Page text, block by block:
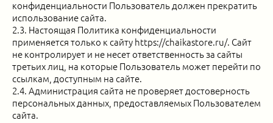
конфиденциальности Пользователь должен прекратить
использование сайта.
2.3. Настоящая Политика конфиденциальности
применяется только к сайту https://chaikastore.ru/. Сайт
не контролирует и не несет ответственность за сайты
третьих лиц, на которые Пользователь может перейти по
ссылкам, доступным на сайте.
2.4. Администрация сайта не проверяет достоверность
персональных данных, предоставляемых Пользователем
сайта.